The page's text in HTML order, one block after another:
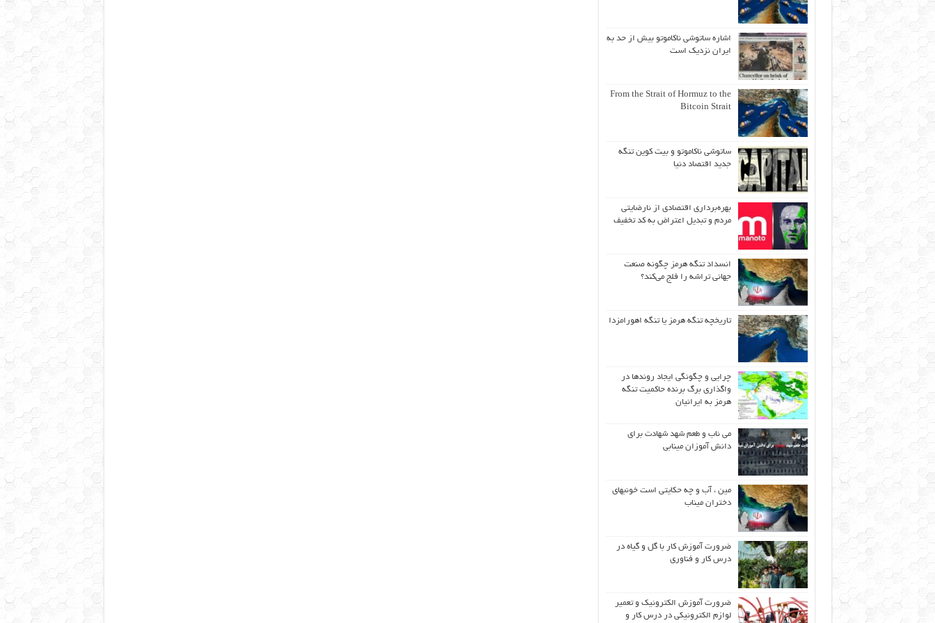
اشاره ساتوشی ناکاموتو بیش از حد به
ایران نزدیک است
From the Strait of Hormuz to the
Bitcoin Strait
ساتوشی ناکاموتو و بیت کوین تنگه
جدید اقتصاد دنیا
بهره‌برداری اقتصادی از نارضایتی
مردم و تبدیل اعتراض به کد تخفیف
انسداد تنگه هرمز چگونه صنعت
جهانی تراشه را فلج می‌کند؟
تاریخچه تنگه هرمز یا تنگه اهورامزدا
چرایی و چگونگی ایجاد روندها در
واگذاری برگ برنده حاکمیت تنگه
هرمز به ایرانیان
می ناب و طعم شهد شهادت برای
دانش آموزان مینابی
مین ، آب و چه حکایتی است خونبهای
دختران میناب
ضرورت آموزش کار با گل و گیاه در
درس کار و فناوری
ضرورت آموزش الکترونیک و تعمیر
لوازم الکترونیکی در درس کار و